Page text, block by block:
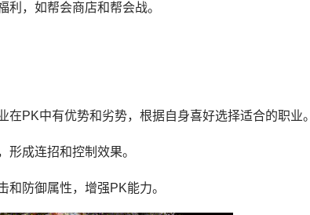
利，如帮会商店和帮会战。
在PK中有优势和劣势，根据自身喜好选择适合的职业。
形成连招和控制效果。
和防御属性，增强PK能力。